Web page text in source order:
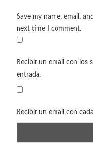
Save my name, email,
next time I comment.
Recibir un email con los
entrada.
Recibir un email con